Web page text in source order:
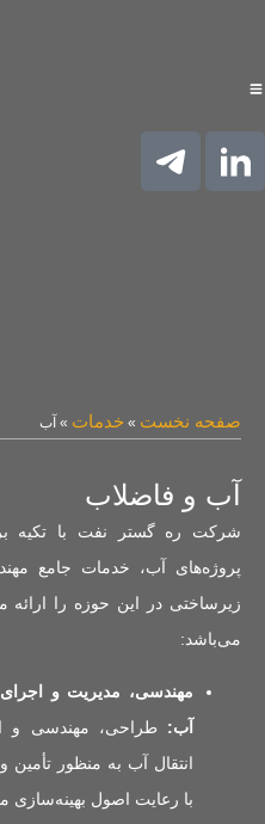
صفحه نخست » خدمات » آب
آب و فاضلاب
شرکت ره گستر نفت با تکیه
پروژه‌های آب، خدمات جامع
زیرساختی در این حوزه را
می‌باشد:
مهندسی، مدیریت و اجرای
آب: طراحی، مهندسی و
انتقال آب به منظور تأمین
با رعایت اصول